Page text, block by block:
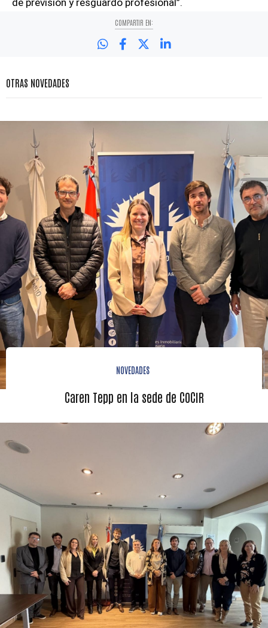
de previsión y resguardo profesional”.
COMPARTIR EN:
OTRAS NOVEDADES
NOVEDADES
Caren Tepp en la sede de COCIR